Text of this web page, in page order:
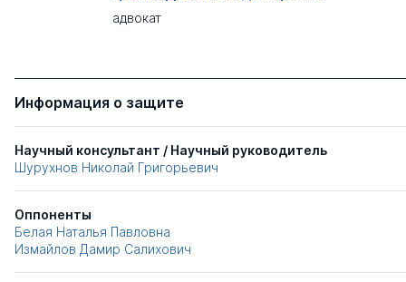
адвокат
Информация о защите
Научный консультант / Научный руководитель
Шурухнов Николай Григорьевич
Оппоненты
Белая Наталья Павловна
Измайлов Дамир Салихович